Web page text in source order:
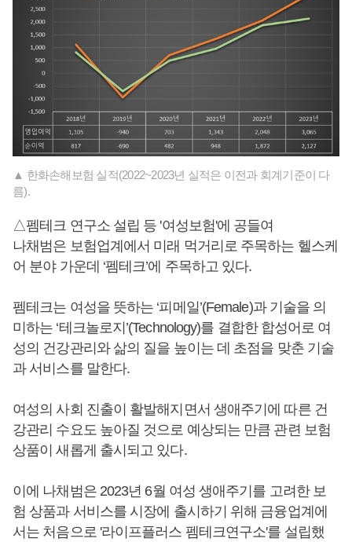
▲ 한화손해보험 실적(2022~2023년 실적은 이전과 회계기준이 다
름).
△펨테크 연구소 설립 등 '여성보험'에 공들여
나채범은 보험업계에서 미래 먹거리로 주목하는 헬스케
어 분야 가운데 ‘펨테크’에 주목하고 있다.
펨테크는 여성을 뜻하는 ‘피메일’(Female)과 기술을 의
미하는 ‘테크놀로지’(Technology)를 결합한 합성어로 여
성의 건강관리와 삶의 질을 높이는 데 초점을 맞춘 기술
과 서비스를 말한다.
여성의 사회 진출이 활발해지면서 생애주기에 따른 건
강관리 수요도 높아질 것으로 예상되는 만큼 관련 보험
상품이 새롭게 출시되고 있다.
이에 나채범은 2023년 6월 여성 생애주기를 고려한 보
험 상품과 서비스를 시장에 출시하기 위해 금융업계에
서는 처음으로 '라이프플러스 펨테크연구소'를 설립했